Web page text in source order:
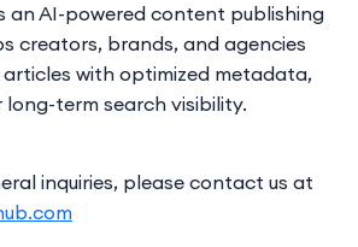
an AI-powered content publishing
creators, brands, and agencies
articles with optimized metadata,
term search visibility.
inquiries, please contact us at